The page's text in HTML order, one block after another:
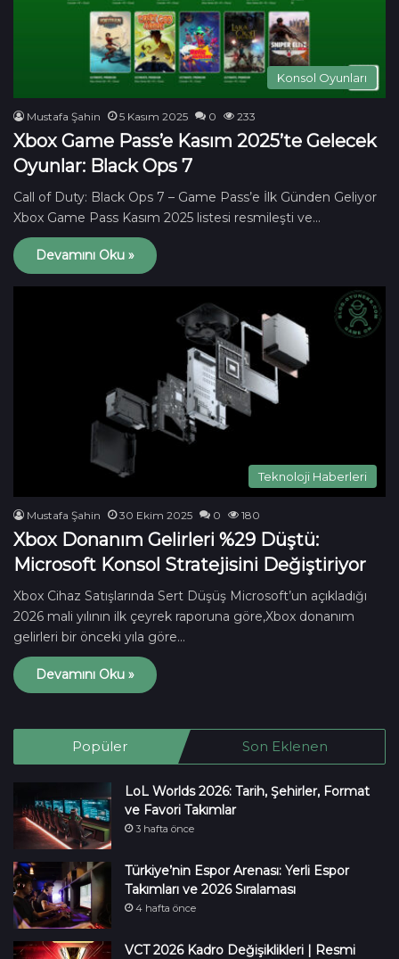
Konsol Oyunları
Mustafa Şahin 5 Kasım 2025 0 233
Xbox Game Pass’e Kasım 2025’te Gelecek
Oyunlar: Black Ops 7
Call of Duty: Black Ops 7 – Game Pass’e İlk Günden Geliyor
Xbox Game Pass Kasım 2025 listesi resmileşti ve…
Devamını Oku »
Teknoloji Haberleri
Mustafa Şahin 30 Ekim 2025 0 180
Xbox Donanım Gelirleri %29 Düştü:
Microsoft Konsol Stratejisini Değiştiriyor
Xbox Cihaz Satışlarında Sert Düşüş Microsoft’un açıkladığı
2026 mali yılının ilk çeyrek raporuna göre,Xbox donanım
gelirleri bir önceki yıla göre…
Devamını Oku »
Popüler Son Eklenen
LoL Worlds 2026: Tarih, Şehirler, Format
ve Favori Takımlar
3 hafta önce
Türkiye’nin Espor Arenası: Yerli Espor
Takımları ve 2026 Sıralaması
4 hafta önce
VCT 2026 Kadro Değişiklikleri | Resmi